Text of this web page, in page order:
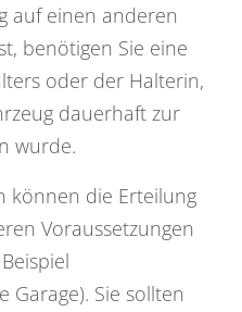
auf einen anderen
benötigen Sie eine
oder der Halterin,
dauerhaft zur
wurde.
können die Erteilung
Voraussetzungen
Garage). Sie sollten